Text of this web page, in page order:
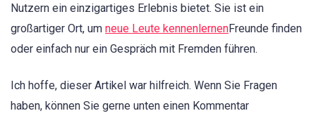
Nutzern ein einzigartiges Erlebnis bietet. Sie ist ein
großartiger Ort, um neue Leute kennenlernenFreunde finden
oder einfach nur ein Gespräch mit Fremden führen.
Ich hoffe, dieser Artikel war hilfreich. Wenn Sie Fragen
haben, können Sie gerne unten einen Kommentar